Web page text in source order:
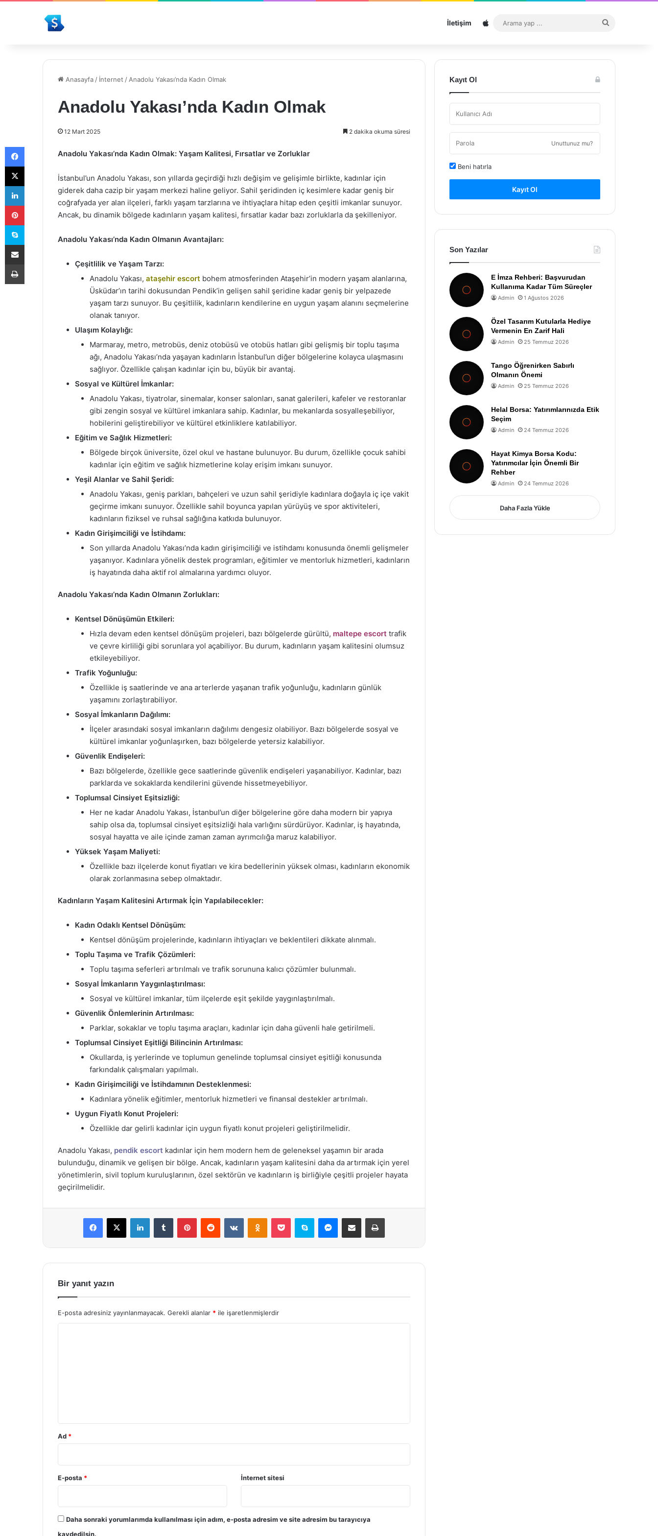
İletişim Sitemap
...
Anasayfa / İnternet / Anadolu Yakası’nda Kadın Olmak
Anadolu Yakası’nda Kadın Olmak
12 Mart 2025 2 dakika okuma süresi
Anadolu Yakası’nda Kadın Olmak: Yaşam Kalitesi, Fırsatlar ve Zorluklar
İstanbul’un Anadolu Yakası, son yıllarda geçirdiği hızlı değişim ve gelişimle birlikte, kadınlar için
giderek daha cazip bir yaşam merkezi haline geliyor. Sahil şeridinden iç kesimlere kadar geniş bir
coğrafyada yer alan ilçeleri, farklı yaşam tarzlarına ve ihtiyaçlara hitap eden çeşitli imkanlar sunuyor.
Ancak, bu dinamik bölgede kadınların yaşam kalitesi, fırsatlar kadar bazı zorluklarla da şekilleniyor.
Anadolu Yakası’nda Kadın Olmanın Avantajları:
Çeşitlilik ve Yaşam Tarzı:
Anadolu Yakası, ataşehir escort bohem atmosferinden Ataşehir’in modern yaşam alanlarına,
Üsküdar’ın tarihi dokusundan Pendik’in gelişen sahil şeridine kadar geniş bir yelpazede
yaşam tarzı sunuyor. Bu çeşitlilik, kadınların kendilerine en uygun yaşam alanını seçmelerine
olanak tanıyor.
Ulaşım Kolaylığı:
Marmaray, metro, metrobüs, deniz otobüsü ve otobüs hatları gibi gelişmiş bir toplu taşıma
ağı, Anadolu Yakası’nda yaşayan kadınların İstanbul’un diğer bölgelerine kolayca ulaşmasını
sağlıyor. Özellikle çalışan kadınlar için bu, büyük bir avantaj.
Sosyal ve Kültürel İmkanlar:
Anadolu Yakası, tiyatrolar, sinemalar, konser salonları, sanat galerileri, kafeler ve restoranlar
gibi zengin sosyal ve kültürel imkanlara sahip. Kadınlar, bu mekanlarda sosyalleşebiliyor,
hobilerini geliştirebiliyor ve kültürel etkinliklere katılabiliyor.
Eğitim ve Sağlık Hizmetleri:
Bölgede birçok üniversite, özel okul ve hastane bulunuyor. Bu durum, özellikle çocuk sahibi
kadınlar için eğitim ve sağlık hizmetlerine kolay erişim imkanı sunuyor.
Yeşil Alanlar ve Sahil Şeridi:
Anadolu Yakası, geniş parkları, bahçeleri ve uzun sahil şeridiyle kadınlara doğayla iç içe vakit
geçirme imkanı sunuyor. Özellikle sahil boyunca yapılan yürüyüş ve spor aktiviteleri,
kadınların fiziksel ve ruhsal sağlığına katkıda bulunuyor.
Kadın Girişimciliği ve İstihdamı:
Son yıllarda Anadolu Yakası’nda kadın girişimciliği ve istihdamı konusunda önemli gelişmeler
yaşanıyor. Kadınlara yönelik destek programları, eğitimler ve mentorluk hizmetleri, kadınların
iş hayatında daha aktif rol almalarına yardımcı oluyor.
Anadolu Yakası’nda Kadın Olmanın Zorlukları:
Kentsel Dönüşümün Etkileri:
Hızla devam eden kentsel dönüşüm projeleri, bazı bölgelerde gürültü, maltepe escort trafik
ve çevre kirliliği gibi sorunlara yol açabiliyor. Bu durum, kadınların yaşam kalitesini olumsuz
etkileyebiliyor.
Trafik Yoğunluğu:
Özellikle iş saatlerinde ve ana arterlerde yaşanan trafik yoğunluğu, kadınların günlük
yaşamını zorlaştırabiliyor.
Sosyal İmkanların Dağılımı:
İlçeler arasındaki sosyal imkanların dağılımı dengesiz olabiliyor. Bazı bölgelerde sosyal ve
kültürel imkanlar yoğunlaşırken, bazı bölgelerde yetersiz kalabiliyor.
Güvenlik Endişeleri:
Bazı bölgelerde, özellikle gece saatlerinde güvenlik endişeleri yaşanabiliyor. Kadınlar, bazı
parklarda ve sokaklarda kendilerini güvende hissetmeyebiliyor.
Toplumsal Cinsiyet Eşitsizliği:
Her ne kadar Anadolu Yakası, İstanbul’un diğer bölgelerine göre daha modern bir yapıya
sahip olsa da, toplumsal cinsiyet eşitsizliği hala varlığını sürdürüyor. Kadınlar, iş hayatında,
sosyal hayatta ve aile içinde zaman zaman ayrımcılığa maruz kalabiliyor.
Yüksek Yaşam Maliyeti:
Özellikle bazı ilçelerde konut fiyatları ve kira bedellerinin yüksek olması, kadınların ekonomik
olarak zorlanmasına sebep olmaktadır.
Kadınların Yaşam Kalitesini Artırmak İçin Yapılabilecekler:
Kadın Odaklı Kentsel Dönüşüm:
Kentsel dönüşüm projelerinde, kadınların ihtiyaçları ve beklentileri dikkate alınmalı.
Toplu Taşıma ve Trafik Çözümleri:
Toplu taşıma seferleri artırılmalı ve trafik sorununa kalıcı çözümler bulunmalı.
Sosyal İmkanların Yaygınlaştırılması:
Sosyal ve kültürel imkanlar, tüm ilçelerde eşit şekilde yaygınlaştırılmalı.
Güvenlik Önlemlerinin Artırılması:
Parklar, sokaklar ve toplu taşıma araçları, kadınlar için daha güvenli hale getirilmeli.
Toplumsal Cinsiyet Eşitliği Bilincinin Artırılması:
Okullarda, iş yerlerinde ve toplumun genelinde toplumsal cinsiyet eşitliği konusunda
farkındalık çalışmaları yapılmalı.
Kadın Girişimciliği ve İstihdamının Desteklenmesi:
Kadınlara yönelik eğitimler, mentorluk hizmetleri ve finansal destekler artırılmalı.
Uygun Fiyatlı Konut Projeleri:
Özellikle dar gelirli kadınlar için uygun fiyatlı konut projeleri geliştirilmelidir.
Anadolu Yakası, pendik escort kadınlar için hem modern hem de geleneksel yaşamın bir arada
bulunduğu, dinamik ve gelişen bir bölge. Ancak, kadınların yaşam kalitesini daha da artırmak için yerel
yönetimlerin, sivil toplum kuruluşlarının, özel sektörün ve kadınların iş birliğiyle çeşitli projeler hayata
geçirilmelidir.
Facebook
X LinkedInTumblr PinterestReddit VKontakteOdnoklassniki
Pocket Skype Messenger
E-Posta ile paylaş Yazdır
Bir yanıt yazın
E-posta adresiniz yayınlanmayacak. Gerekli alanlar * ile işaretlenmişlerdir
Ad *
E-posta * İnternet sitesi
Daha sonraki yorumlarımda kullanılması için adım, e-posta adresim ve site adresim bu tarayıcıya
kaydedilsin.
Kayıt Ol
Unuttunuz mu?
Beni hatırla
Kayıt Ol
Son Yazılar
E İmza Rehberi: Başvurudan
Kullanıma Kadar Tüm Süreçler
Admin 1 Ağustos 2026
Özel Tasarım Kutularla Hediye
Vermenin En Zarif Hali
Admin 25 Temmuz 2026
Tango Öğrenirken Sabırlı
Olmanın Önemi
Admin 25 Temmuz 2026
Helal Borsa: Yatırımlarınızda Etik
Seçim
Admin 24 Temmuz 2026
Hayat Kimya Borsa Kodu:
Yatırımcılar İçin Önemli Bir
Rehber
Admin 24 Temmuz 2026
Daha Fazla Yükle
Facebook
X
LinkedIn
Pinterest
Skype
E-Posta ile paylaş